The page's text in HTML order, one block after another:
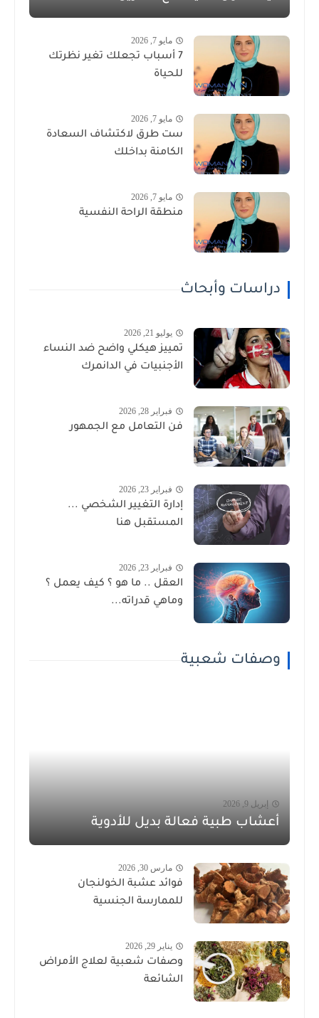
مايو 7, 2026
7 أسباب تجعلك تغير نظرتك
للحياة
مايو 7, 2026
ست طرق لاكتشاف السعادة
الكامنة بداخلك
مايو 7, 2026
منطقة الراحة النفسية
دراسات وأبحاث
يوليو 21, 2026
تمييز هيكلي واضح ضد النساء
الأجنبيات في الدانمرك
فبراير 28, 2026
فن التعامل مع الجمهور
فبراير 23, 2026
إدارة التغيير الشخصي ...
المستقبل هنا
فبراير 23, 2026
العقل .. ما هو ؟ كيف يعمل ؟
وماهي قدراته...
وصفات شعبية
إبريل 9, 2026
أعشاب طبية فعالة بديل للأدوية
مارس 30, 2026
فوائد عشبة الخولنجان
للممارسة الجنسية
يناير 29, 2026
وصفات شعبية لعلاج الأمراض
الشائعة